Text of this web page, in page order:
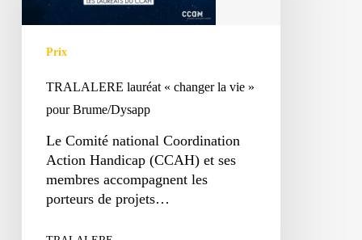
pour
Prix
TRALALERE lauréat « changer la vie »
pour Brume/Dysapp
Le Comité national Coordination
Action Handicap (CCAH) et ses
membres accompagnent les
porteurs de projets…